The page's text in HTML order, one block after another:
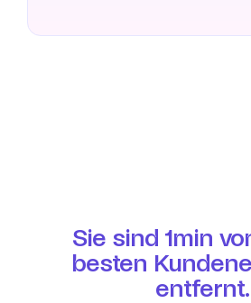
Sie sind 1min
besten
entfernt.